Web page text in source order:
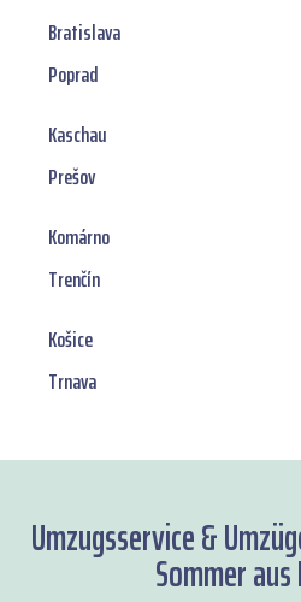
Bratislava
Poprad
Kaschau
Prešov
Komárno
Trenčín
Košice
Trnava
Umzugsservice &
Sommer